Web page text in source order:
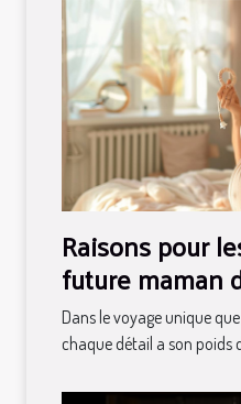
Raisons pour
future maman
considérer
grossesse
Dans le voyage unique
chaque détail a son poids